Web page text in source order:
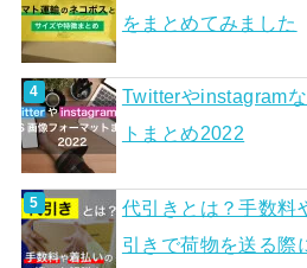
をまとめてみました
Twitterやinstagram
トまとめ2022
代引きとは？手数料
引きで荷物を送る際